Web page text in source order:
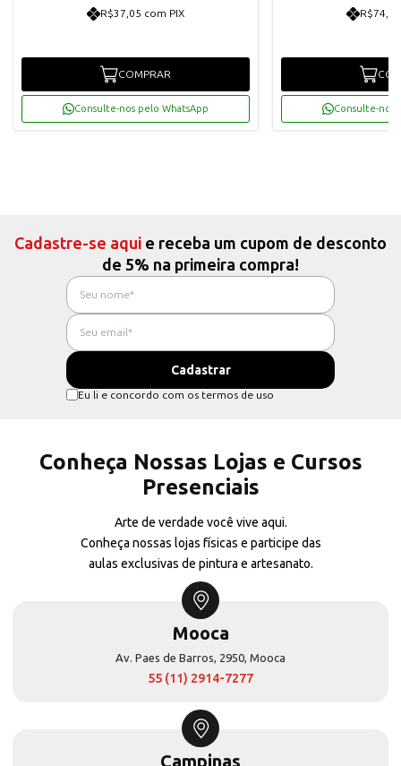
R$37,05 com PIX
COMPRAR
Consulte-nos pelo WhatsApp Consulte-nos
Cadastre-se aqui e receba um cupom de desconto
de 5% na primeira compra!
Eu li e concordo com os termos de uso
Conheça Nossas Lojas e Cursos
Presenciais
Arte de verdade você vive aqui.
Conheça nossas lojas físicas e participe das
aulas exclusivas de pintura e artesanato.
Mooca
Av. Paes de Barros, 2950, Mooca
55 (11) 2914-7277
Campinas